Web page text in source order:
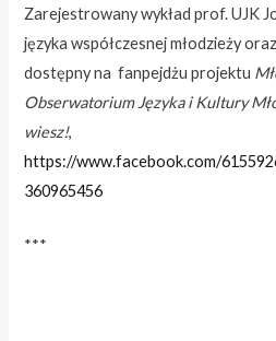
Zarejestrowany wykład prof. UJK
języka współczesnej młodzieży
dostępny na fanpejdżu projektu
Obserwatorium Języka i Kultury
wiesz!,
https://www.facebook.com/
360965456
***